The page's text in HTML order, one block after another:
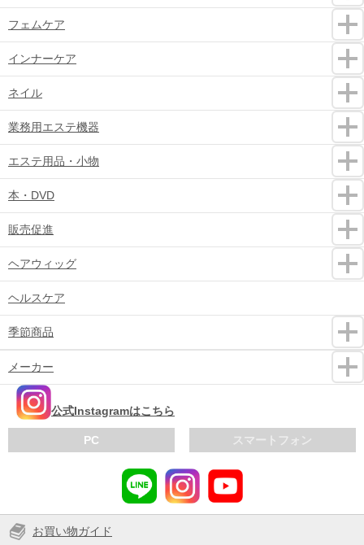
フェムケア
インナーケア
ネイル
業務用エステ機器
エステ用品・小物
本・DVD
販売促進
ヘアウィッグ
ヘルスケア
季節商品
メーカー
公式Instagramはこちら
スマートフォン
PC
お買い物ガイド